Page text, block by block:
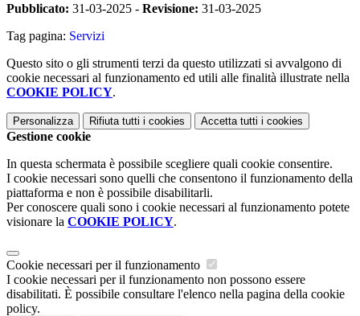
Pubblicato: 31-03-2025 - Revisione: 31-03-2025
Tag pagina: Servizi
Questo sito o gli strumenti terzi da questo utilizzati si avvalgono di
cookie necessari al funzionamento ed utili alle finalità illustrate nella
COOKIE POLICY.
Personalizza Rifiuta tutti i cookies Accetta tutti i cookies
Gestione cookie
In questa schermata è possibile scegliere quali cookie consentire.
I cookie necessari sono quelli che consentono il funzionamento della
piattaforma e non è possibile disabilitarli.
Per conoscere quali sono i cookie necessari al funzionamento potete
visionare la COOKIE POLICY.
Cookie necessari per il funzionamento
I cookie necessari per il funzionamento non possono essere
disabilitati. È possibile consultare l'elenco nella pagina della cookie
policy.